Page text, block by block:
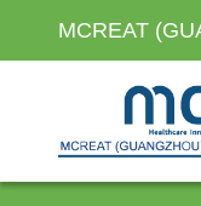
MCREAT